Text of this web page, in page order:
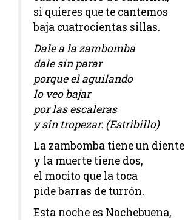
si quieres que te cantemos
baja cuatrocientas sillas.
Dale a la zambomba
dale sin parar
porque el aguilando
lo veo bajar
por las escaleras
y sin tropezar. (Estribillo)
La zambomba tiene un diente
y la muerte tiene dos,
el mocito que la toca
pide barras de turrón.
Esta noche es Nochebuena,